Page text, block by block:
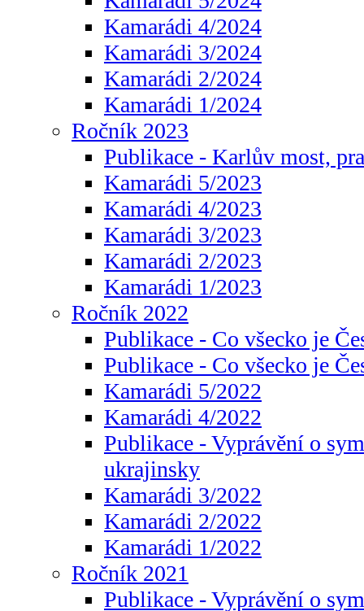
Kamarádi 4/2024
Kamarádi 3/2024
Kamarádi 2/2024
Kamarádi 1/2024
Ročník 2023
Publikace - Karlův most,
Kamarádi 5/2023
Kamarádi 4/2023
Kamarádi 3/2023
Kamarádi 2/2023
Kamarádi 1/2023
Ročník 2022
Publikace - Co všecko je
Publikace - Co všecko je
Kamarádi 5/2022
Kamarádi 4/2022
Publikace - Vyprávění o
ukrajinsky
Kamarádi 3/2022
Kamarádi 2/2022
Kamarádi 1/2022
Ročník 2021
Publikace - Vyprávění o